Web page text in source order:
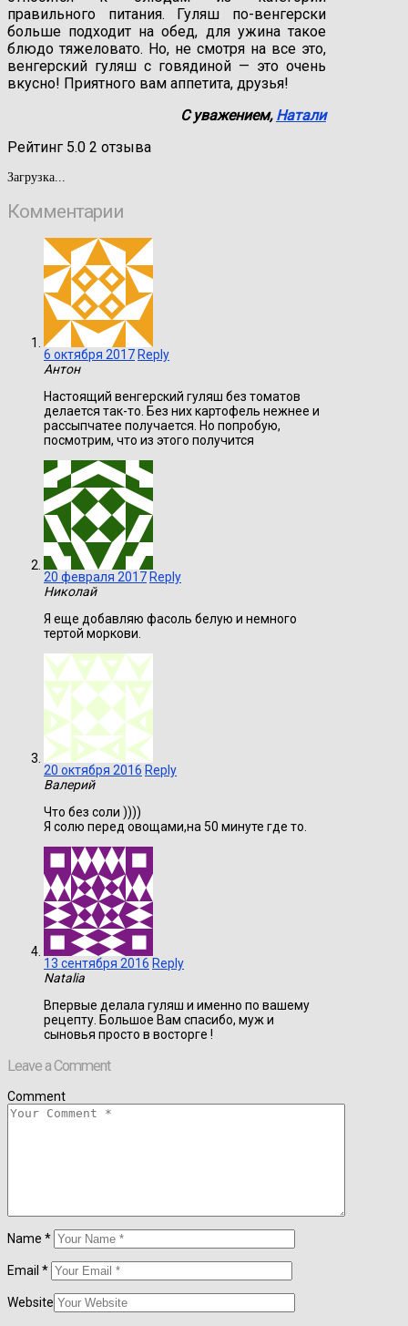
правильного питания. Гуляш по-венгерски
больше подходит на обед, для ужина такое
блюдо тяжеловато. Но, не смотря на все это,
венгерский гуляш с говядиной — это очень
вкусно! Приятного вам аппетита, друзья!
С уважением, Натали
Рейтинг 5.0 2 отзыва
Загрузка...
Комментарии
6 октября 2017 Reply
Антон
Настоящий венгерский гуляш без томатов
делается так-то. Без них картофель нежнее и
рассыпчатее получается. Но попробую,
посмотрим, что из этого получится
20 февраля 2017 Reply
Николай
Я еще добавляю фасоль белую и немного
тертой моркови.
20 октября 2016 Reply
Валерий
Что без соли ))))
Я солю перед овощами,на 50 минуте где то.
13 сентября 2016 Reply
Natalia
Впервые делала гуляш и именно по вашему
рецепту. Большое Вам спасибо, муж и
сыновья просто в восторге !
Leave a Comment
Comment
Name *
Email *
Website